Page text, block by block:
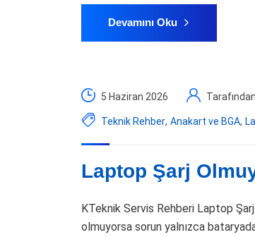
Devamını Oku
5 Haziran 2026 Tarafından
Teknik Rehber, Anakart ve BGA,
Laptop Şarj
KTeknik Servis Rehberi Laptop
olmuyorsa sorun yalnızca